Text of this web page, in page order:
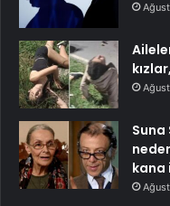
Suna
kana